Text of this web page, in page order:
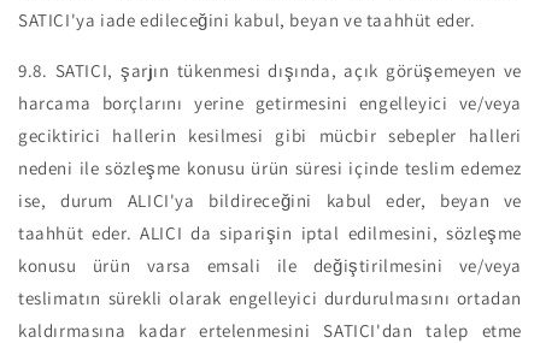
SATICI'ya iade edileceğini kabul, beyan ve taahhüt eder.
9.8. SATICI, şarjın tükenmesi dışında, açık görüşemeyen ve
harcama borçlarını yerine getirmesini engelleyici ve/veya
geciktirici hallerin kesilmesi gibi mücbir sebepler halleri
nedeni ile sözleşme konusu ürün süresi içinde teslim edemez
ise, durum ALICI'ya bildireceğini kabul eder, beyan ve
taahhüt eder. ALICI da siparişin iptal edilmesini, sözleşme
konusu ürün varsa emsali ile değiştirilmesini ve/veya
teslimatın sürekli olarak engelleyici durdurulmasını ortadan
kaldırmasına kadar ertelenmesini SATICI'dan talep etme